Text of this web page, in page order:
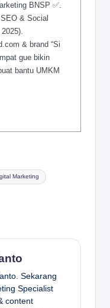
BNSP ✅.
& Social
& brand “Si
gue bikin
bantu UMKM
Marketing
Sekarang
Specialist
content